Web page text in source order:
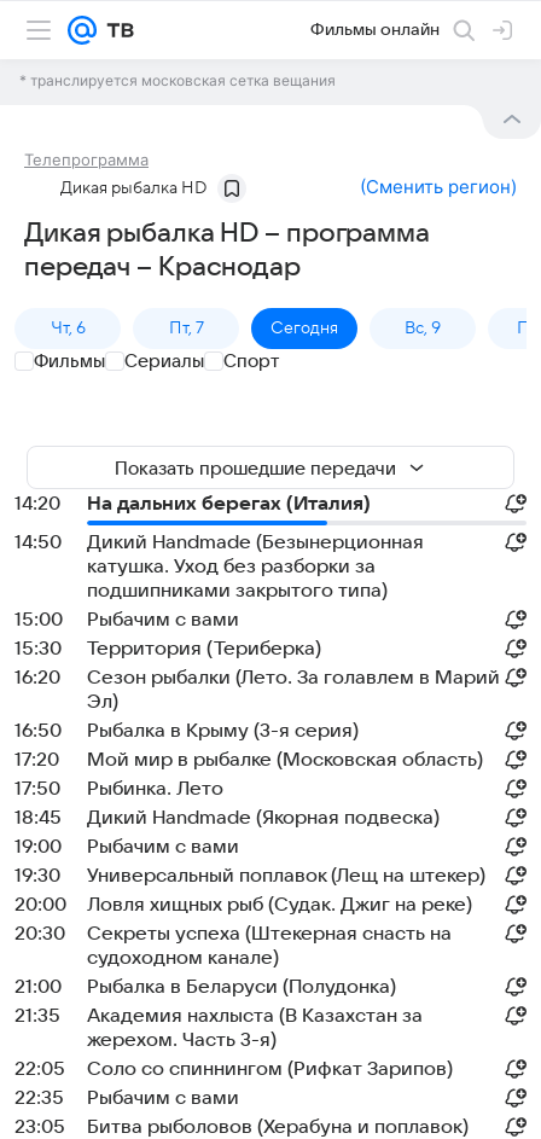
Фильмы онлайн
* транслируется московская сетка вещания
Телепрограмма
Дикая рыбалка HD (Сменить регион)
Дикая рыбалка HD – программа
передач – Краснодар
Чт, 6 Пт, 7 Сегодня Вс, 9
Фильмы Сериалы Спорт
Показать прошедшие передачи
14:20
На дальних берегах (Италия)
14:50
Дикий Handmade (Безынерционная
катушка. Уход без разборки за
подшипниками закрытого типа)
15:00
Рыбачим с вами
15:30
Территория (Териберка)
16:20
Сезон рыбалки (Лето. За голавлем в Марий
Эл)
16:50
Рыбалка в Крыму (3-я серия)
17:20
Мой мир в рыбалке (Московская область)
17:50
Рыбинка. Лето
18:45
Дикий Handmade (Якорная подвеска)
19:00
Рыбачим с вами
19:30
Универсальный поплавок (Лещ на штекер)
20:00
Ловля хищных рыб (Судак. Джиг на реке)
20:30
Секреты успеха (Штекерная снасть на
судоходном канале)
21:00
Рыбалка в Беларуси (Полудонка)
21:35
Академия нахлыста (В Казахстан за
жерехом. Часть 3-я)
22:05
Соло со спиннингом (Рифкат Зарипов)
22:35
Рыбачим с вами
23:05
Битва рыболовов (Херабуна и поплавок)